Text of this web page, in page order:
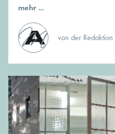
mehr ...
von der